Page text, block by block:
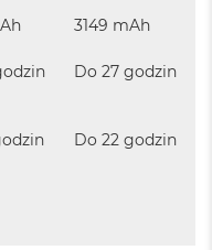
3149 mAh
Do 27 godzin
Do 22 godzin